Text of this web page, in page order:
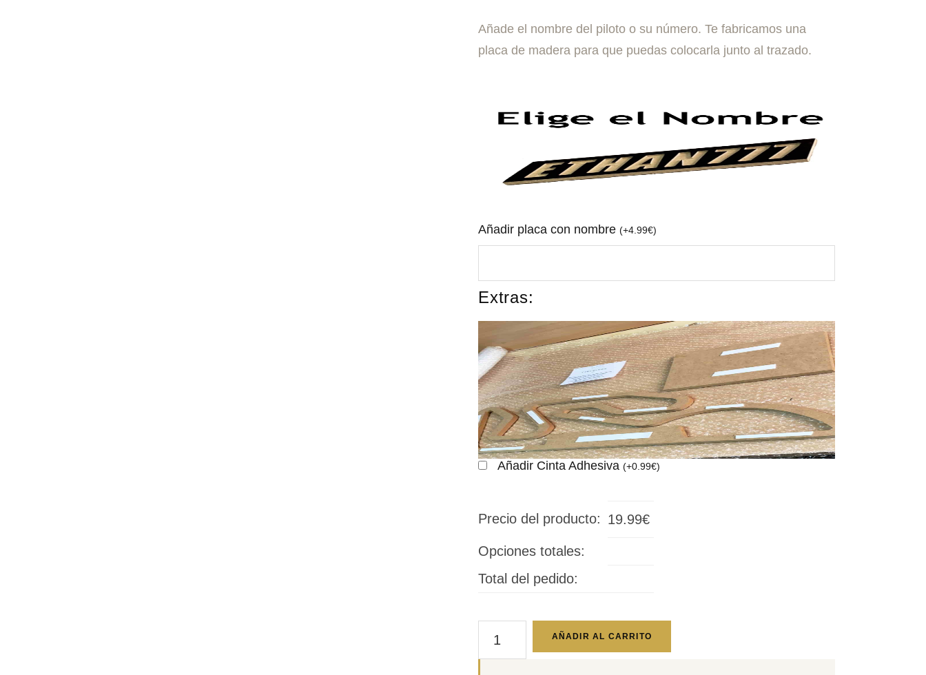
Añade el nombre del piloto o su número. Te fabricamos una
placa de madera para que puedas colocarla junto al trazado.
Añadir placa con nombre (+4.99€)
Extras:
Añadir Cinta Adhesiva (+0.99€)
Precio del producto: 19.99€
Opciones totales:
Total del pedido:
AÑADIR AL CARRITO